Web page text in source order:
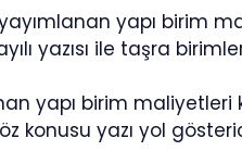
yapı birim
yazısı ile taşra
yapı birim
konusu yazı yol